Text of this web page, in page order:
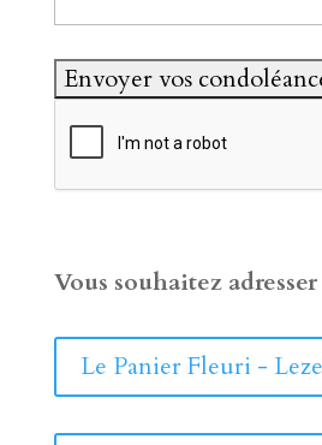
Vous souhaitez
Le Panier Fleuri -